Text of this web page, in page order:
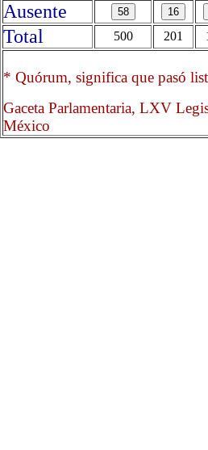
Ausente
Total
500 201
* Quórum, significa que pasó
Gaceta Parlamentaria, LXV
México